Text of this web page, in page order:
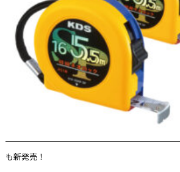
も新発売！